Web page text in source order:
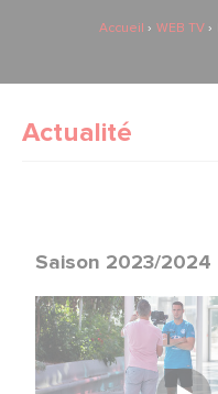
Accueil WEB TV
Actualité
Saison 2023/2024